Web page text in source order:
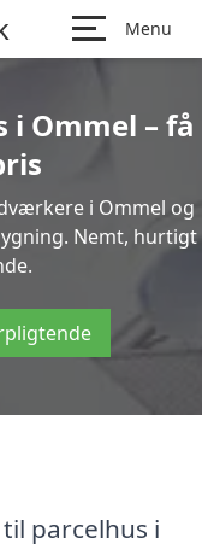
Menu
Ommel – få
i Ommel og
Nemt, hurtigt
parcelhus i